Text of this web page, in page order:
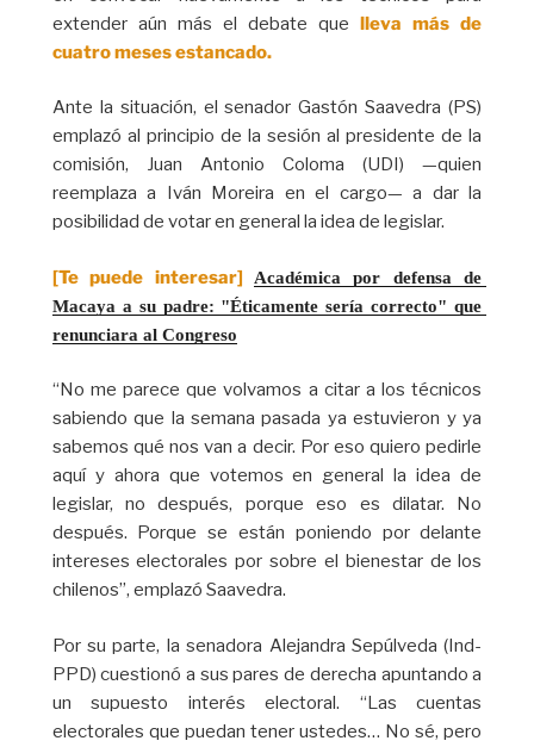
extender aún más el debate quelleva más de
cuatro meses estancado.
Ante la situación, el senador Gastón Saavedra (PS)
emplazó al principio de la sesión al presidente de la
comisión, Juan Antonio Coloma (UDI) —quien
reemplaza a Iván Moreira en el cargo— a dar la
posibilidad de votar en general la idea de legislar.
[Te puede interesar]
Académica por defensa de
Macaya a su padre: "Éticamente sería correcto" que
renunciara al Congreso
“No me parece que volvamos a citar a los técnicos
sabiendo que la semana pasada ya estuvieron y ya
sabemos qué nos van a decir. Por eso quiero pedirle
aquí y ahora que votemos en general la idea de
legislar, no después, porque eso es dilatar. No
después. Porque se están poniendo por delante
intereses electorales por sobre el bienestar de los
chilenos”, emplazó Saavedra.
Por su parte, la senadora Alejandra Sepúlveda (Ind-
PPD) cuestionó a sus pares de derecha apuntando a
un supuesto interés electoral. “Las cuentas
electorales que puedan tener ustedes… No sé, pero